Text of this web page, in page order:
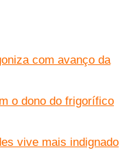
com avanço da
o dono do frigorífico
vive mais indignado